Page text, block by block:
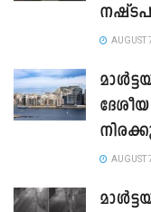
AUGUST
AUGUST